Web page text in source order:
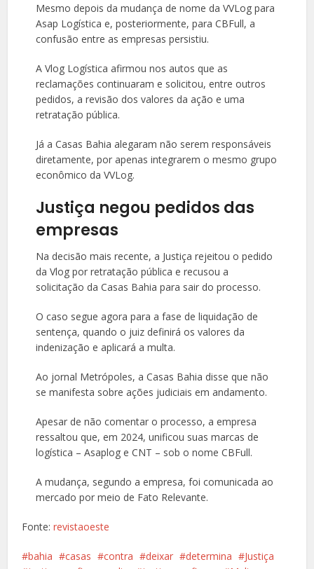
Mesmo depois da mudança de nome da VVLog para
Asap Logística e, posteriormente, para CBFull, a
confusão entre as empresas persistiu.
A Vlog Logística afirmou nos autos que as
reclamações continuaram e solicitou, entre outros
pedidos, a revisão dos valores da ação e uma
retratação pública.
Já a Casas Bahia alegaram não serem responsáveis
diretamente, por apenas integrarem o mesmo grupo
econômico da VVLog.
Justiça negou pedidos das
empresas
Na decisão mais recente, a Justiça rejeitou o pedido
da Vlog por retratação pública e recusou a
solicitação da Casas Bahia para sair do processo.
O caso segue agora para a fase de liquidação de
sentença, quando o juiz definirá os valores da
indenização e aplicará a multa.
Ao jornal Metrópoles, a Casas Bahia disse que não
se manifesta sobre ações judiciais em andamento.
Apesar de não comentar o processo, a empresa
ressaltou que, em 2024, unificou suas marcas de
logística – Asaplog e CNT – sob o nome CBFull.
A mudança, segundo a empresa, foi comunicada ao
mercado por meio de Fato Relevante.
Fonte:revistaoeste
bahia casas contra deixar determina
Justiça